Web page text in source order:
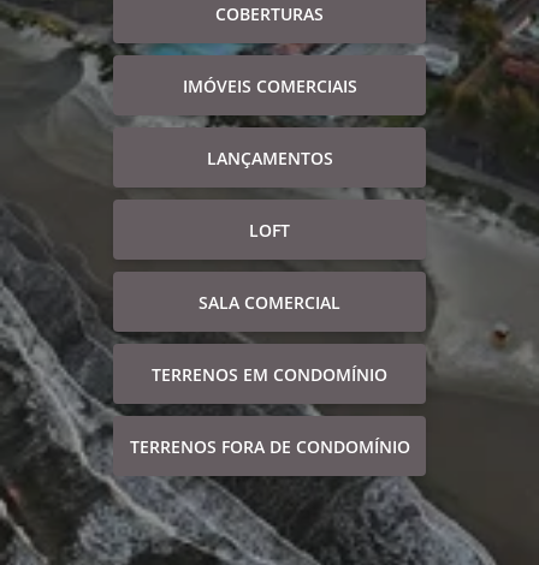
COBERTURAS
IMÓVEIS COMERCIAIS
LANÇAMENTOS
LOFT
SALA COMERCIAL
TERRENOS EM CONDOMÍNIO
TERRENOS FORA DE CONDOMÍNIO